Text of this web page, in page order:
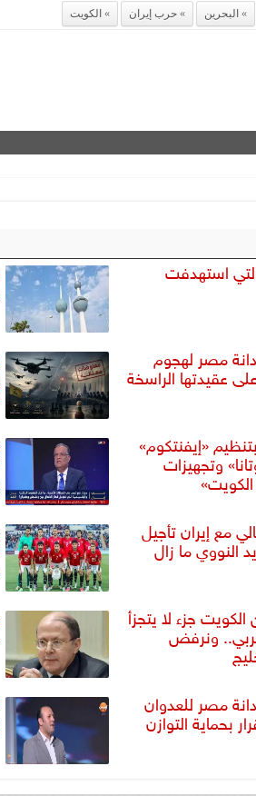
البحرين حرب إيران الكويت
استهدفت
مصر لهجوم
عقيدتها الراسخة
«إيفنتكوم»
وتجهيزات
الكويت»
مع إيران تأجيل
النووي ما زال
الكويت جزء لا يتجزأ
ونرفض
مصر للعدوان
بحماية التوازن